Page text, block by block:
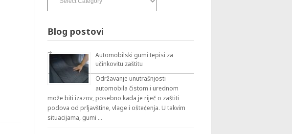
pesama
Blog postovi
Automobilski gumi tepisi za
učinkovitu zaštitu
Održavanje unutrašnjosti
automobila čistom i urednom
može biti izazov, posebno kada je riječ o zaštiti
podova od prljavštine, vlage i oštećenja. U takvim
situacijama, gumi …